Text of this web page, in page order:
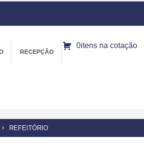
RECEPÇÃO
0itens na cotação
REFEITÓRIO